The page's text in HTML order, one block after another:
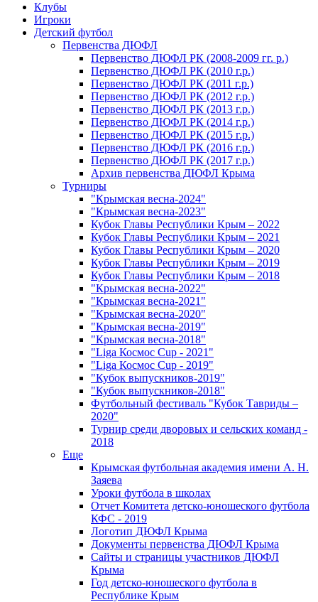
Клубы
Игроки
Детский футбол
Первенства ДЮФЛ
Первенство ДЮФЛ РК (2008-2009 гг. р.)
Первенство ДЮФЛ РК (2010 г.р.)
Первенство ДЮФЛ РК (2011 г.р.)
Первенство ДЮФЛ РК (2012 г.р.)
Первенство ДЮФЛ РК (2013 г.р.)
Первенство ДЮФЛ РК (2014 г.р.)
Первенство ДЮФЛ РК (2015 г.р.)
Первенство ДЮФЛ РК (2016 г.р.)
Первенство ДЮФЛ РК (2017 г.р.)
Архив первенства ДЮФЛ Крыма
Турниры
"Крымская весна-2024"
"Крымская весна-2023"
Кубок Главы Республики Крым – 2022
Кубок Главы Республики Крым – 2021
Кубок Главы Республики Крым – 2020
Кубок Главы Республики Крым – 2019
Кубок Главы Республики Крым – 2018
"Крымская весна-2022"
"Крымская весна-2021"
"Крымская весна-2020"
"Крымская весна-2019"
"Крымская весна-2018"
"Liga Космос Cup - 2021"
"Liga Космос Cup - 2019"
"Кубок выпускников-2019"
"Кубок выпускников-2018"
Футбольный фестиваль "Кубок Тавриды –
2020"
Турнир среди дворовых и сельских команд -
2018
Еще
Крымская футбольная академия имени А. Н.
Заяева
Уроки футбола в школах
Отчет Комитета детско-юношеского футбола
КФС - 2019
Логотип ДЮФЛ Крыма
Документы первенства ДЮФЛ Крыма
Сайты и страницы участников ДЮФЛ
Крыма
Год детско-юношеского футбола в
Республике Крым